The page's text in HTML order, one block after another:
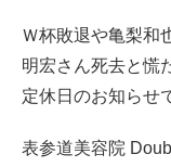
Ｗ杯敗退や亀梨和
明宏さん死去と慌
定休日のお知らせ
表参道美容院